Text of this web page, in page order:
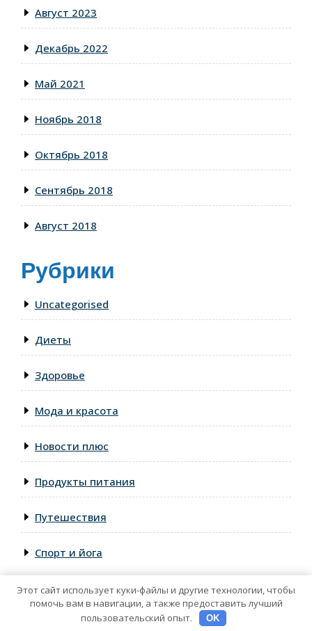
Август 2023
Декабрь 2022
Май 2021
Ноябрь 2018
Октябрь 2018
Сентябрь 2018
Август 2018
Рубрики
Uncategorised
Диеты
Здоровье
Мода и красота
Новости плюс
Продукты питания
Путешествия
Спорт и йога
Этот сайт использует куки-файлы и другие технологии, чтобы
помочь вам в навигации, а также предоставить лучший
пользовательский опыт.
OK